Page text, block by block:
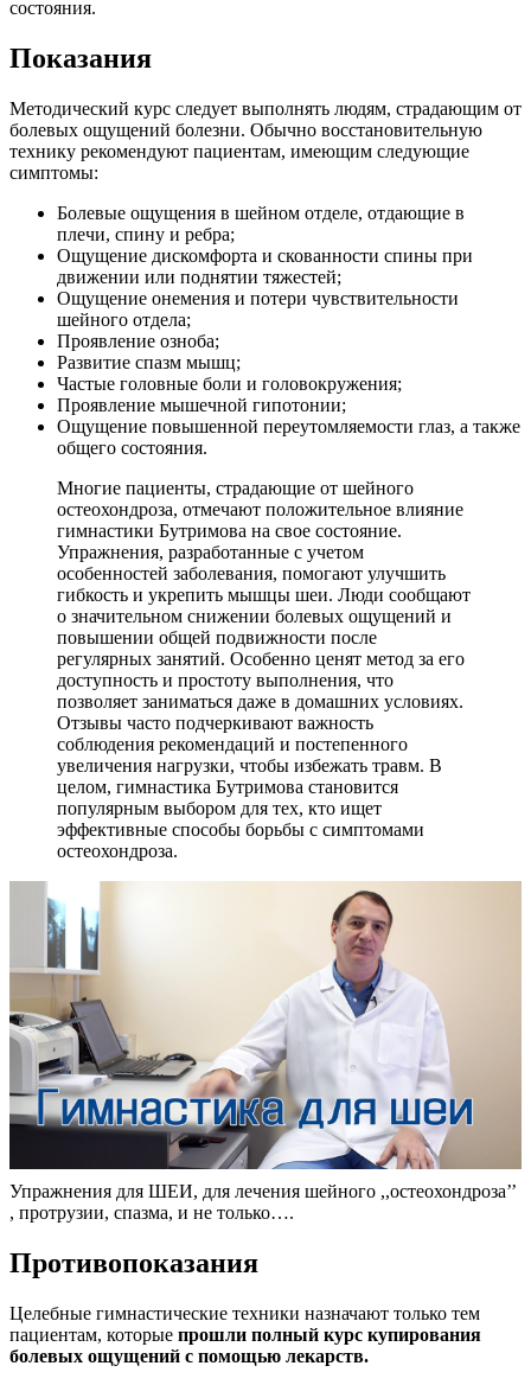
состояния.
Показания
Методический курс следует выполнять людям, страдающим от
болевых ощущений болезни. Обычно восстановительную
технику рекомендуют пациентам, имеющим следующие
симптомы:
Болевые ощущения в шейном отделе, отдающие в
плечи, спину и ребра;
Ощущение дискомфорта и скованности спины при
движении или поднятии тяжестей;
Ощущение онемения и потери чувствительности
шейного отдела;
Проявление озноба;
Развитие спазм мышц;
Частые головные боли и головокружения;
Проявление мышечной гипотонии;
Ощущение повышенной переутомляемости глаз, а также
общего состояния.
Многие пациенты, страдающие от шейного
остеохондроза, отмечают положительное влияние
гимнастики Бутримова на свое состояние.
Упражнения, разработанные с учетом
особенностей заболевания, помогают улучшить
гибкость и укрепить мышцы шеи. Люди сообщают
о значительном снижении болевых ощущений и
повышении общей подвижности после
регулярных занятий. Особенно ценят метод за его
доступность и простоту выполнения, что
позволяет заниматься даже в домашних условиях.
Отзывы часто подчеркивают важность
соблюдения рекомендаций и постепенного
увеличения нагрузки, чтобы избежать травм. В
целом, гимнастика Бутримова становится
популярным выбором для тех, кто ищет
эффективные способы борьбы с симптомами
остеохондроза.
Упражнения для ШЕИ, для лечения шейного ,,остеохондроза’’
, протрузии, спазма, и не только….
Противопоказания
Целебные гимнастические техники назначают только тем
пациентам, которые прошли полный курс купирования
болевых ощущений с помощью лекарств.